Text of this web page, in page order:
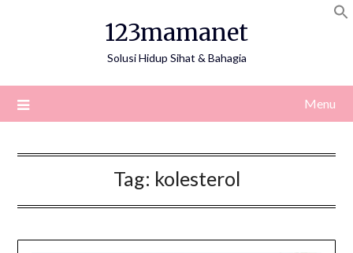
123mamanet
Solusi Hidup Sihat & Bahagia
Menu
Tag: kolesterol